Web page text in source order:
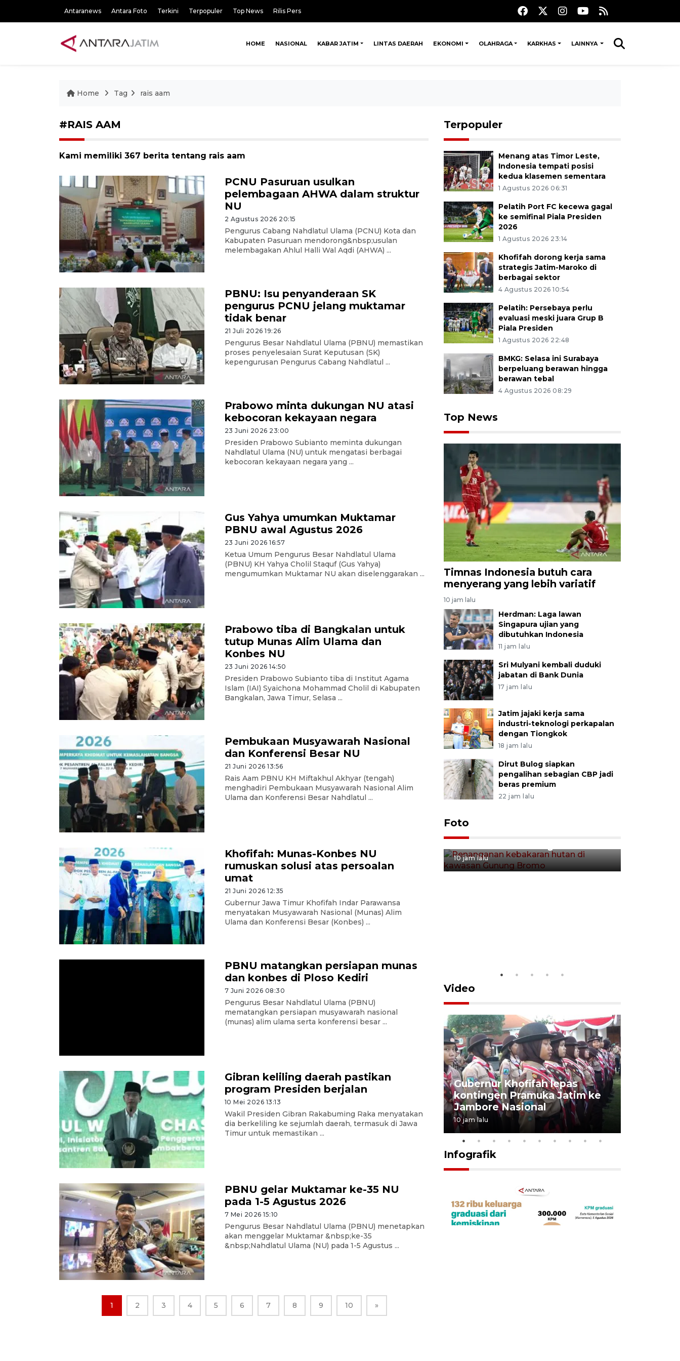
Antaranews Antara Foto Terkini Terpopuler Top News Rilis Pers
HOME NASIONAL KABAR JATIM LINTAS DAERAH EKONOMI OLAHRAGA KARKHAS LAINNYA
Home Tag rais aam
#RAIS AAM
Kami memiliki 367 berita tentang rais aam
PCNU Pasuruan usulkan
pelembagaan AHWA dalam struktur
NU
2 Agustus 2026 20:15
Pengurus Cabang Nahdlatul Ulama (PCNU) Kota dan
Kabupaten Pasuruan mendorong&nbsp;usulan
melembagakan Ahlul Halli Wal Aqdi (AHWA) ...
PBNU: Isu penyanderaan SK
pengurus PCNU jelang muktamar
tidak benar
21 Juli 2026 19:26
Pengurus Besar Nahdlatul Ulama (PBNU) memastikan
proses penyelesaian Surat Keputusan (SK)
kepengurusan Pengurus Cabang Nahdlatul ...
Prabowo minta dukungan NU atasi
kebocoran kekayaan negara
23 Juni 2026 23:00
Presiden Prabowo Subianto meminta dukungan
Nahdlatul Ulama (NU) untuk mengatasi berbagai
kebocoran kekayaan negara yang ...
Gus Yahya umumkan Muktamar
PBNU awal Agustus 2026
23 Juni 2026 16:57
Ketua Umum Pengurus Besar Nahdlatul Ulama
(PBNU) KH Yahya Cholil Staquf (Gus Yahya)
mengumumkan Muktamar NU akan diselenggarakan ...
Prabowo tiba di Bangkalan untuk
tutup Munas Alim Ulama dan
Konbes NU
23 Juni 2026 14:50
Presiden Prabowo Subianto tiba di Institut Agama
Islam (IAI) Syaichona Mohammad Cholil di Kabupaten
Bangkalan, Jawa Timur, Selasa ...
Pembukaan Musyawarah Nasional
dan Konferensi Besar NU
21 Juni 2026 13:56
Rais Aam PBNU KH Miftakhul Akhyar (tengah)
menghadiri Pembukaan Musyawarah Nasional Alim
Ulama dan Konferensi Besar Nahdlatul ...
Khofifah: Munas-Konbes NU
rumuskan solusi atas persoalan
umat
21 Juni 2026 12:35
Gubernur Jawa Timur Khofifah Indar Parawansa
menyatakan Musyawarah Nasional (Munas) Alim
Ulama dan Konferensi Besar (Konbes) ...
PBNU matangkan persiapan munas
dan konbes di Ploso Kediri
7 Juni 2026 08:30
Pengurus Besar Nahdlatul Ulama (PBNU)
mematangkan persiapan musyawarah nasional
(munas) alim ulama serta konferensi besar ...
Gibran keliling daerah pastikan
program Presiden berjalan
10 Mei 2026 13:13
Wakil Presiden Gibran Rakabuming Raka menyatakan
dia berkeliling ke sejumlah daerah, termasuk di Jawa
Timur untuk memastikan ...
PBNU gelar Muktamar ke-35 NU
pada 1-5 Agustus 2026
7 Mei 2026 15:10
Pengurus Besar Nahdlatul Ulama (PBNU) menetapkan
akan menggelar Muktamar &nbsp;ke-35
&nbsp;Nahdlatul Ulama (NU) pada 1-5 Agustus ...
1 2 3 4 5 6 7 8 9 10 »
Terpopuler
Menang atas Timor Leste,
Indonesia tempati posisi
kedua klasemen sementara
1 Agustus 2026 06:31
Pelatih Port FC kecewa gagal
ke semifinal Piala Presiden
2026
1 Agustus 2026 23:14
Khofifah dorong kerja sama
strategis Jatim-Maroko di
berbagai sektor
4 Agustus 2026 10:54
Pelatih: Persebaya perlu
evaluasi meski juara Grup B
Piala Presiden
1 Agustus 2026 22:48
BMKG: Selasa ini Surabaya
berpeluang berawan hingga
berawan tebal
4 Agustus 2026 08:29
Top News
Timnas Indonesia butuh cara
menyerang yang lebih variatif
10 jam lalu
Herdman: Laga lawan
Singapura ujian yang
dibutuhkan Indonesia
11 jam lalu
Sri Mulyani kembali duduki
jabatan di Bank Dunia
17 jam lalu
Jatim jajaki kerja sama
industri-teknologi perkapalan
dengan Tiongkok
18 jam lalu
Dirut Bulog siapkan
pengalihan sebagian CBP jadi
beras premium
22 jam lalu
Foto
Penanganan kebakaran hutan
10 jam lalu
Video
BNPB optimalkan penguatan
Desa Tangguh Bencana di
Jawa Timur
5 Agustus 2026 19:09
Gubernur Khofifah lepas
kontingen Pramuka Jatim ke
Jambore Nasional
10 jam lalu
Infografik